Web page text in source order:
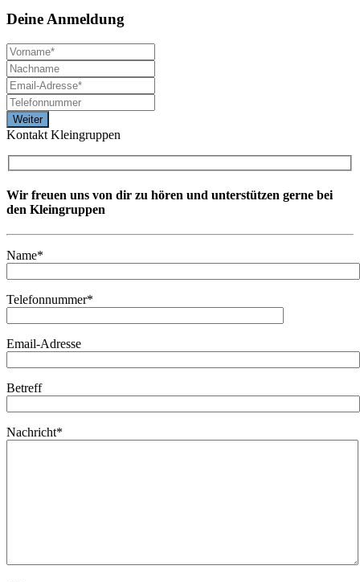
Deine Anmeldung
Kontakt Kleingruppen
Wir freuen uns von dir zu hören und unterstützen gerne bei
den Kleingruppen
Name*
Telefonnummer*
Email-Adresse
Betreff
Nachricht*